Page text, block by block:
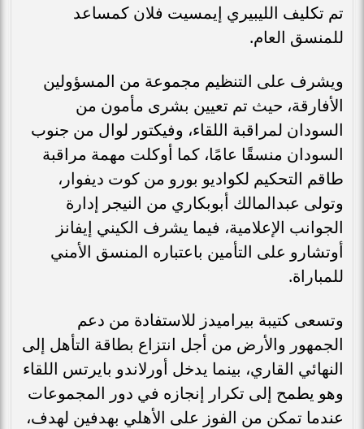
تم تكليف الليبيري إيمسيت فلان كمساعد
للمنسق العام.
ويشرف على التنظيم مجموعة من المسؤولين
الأفارقة، حيث تم تعيين بشرى مأمون من
السودان لمراقبة اللقاء، وفيكتور لوال من جنوب
السودان منسقًا عامًا، كما أوكلت مهمة مراقبة
طاقم التحكيم لكواديو بورو من كوت ديفوار،
وتولى عبدالمالك أبوبكاري من النيجر إدارة
الجوانب الإعلامية، فيما يشرف الكيني إيفانز
أوتشارو على التأمين باعتباره المنسق الأمني
للمباراة.
وتسعى كتيبة بيراميدز للاستفادة من دعم
الجمهور والأرض من أجل انتزاع بطاقة التأهل إلى
النهائي القاري، بينما يدخل أورلاندو بايرتس اللقاء
وهو يطمح إلى تكرار إنجازه في دور المجموعات
عندما تمكن من الفوز على الأهلي بهدفين لهدف،